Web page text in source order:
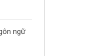
ngữ